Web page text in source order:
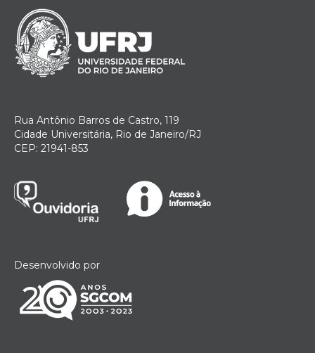
Rua Antônio Barros de Castro, 119
Cidade Universitária, Rio de Janeiro/RJ
CEP: 21941-853
Desenvolvido por